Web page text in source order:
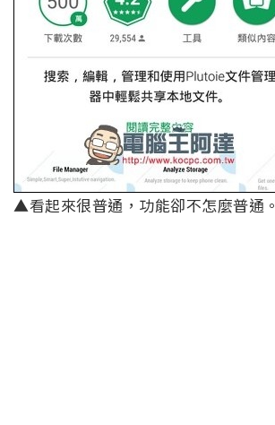
▲看起來很普通，功能卻不怎麼普通。